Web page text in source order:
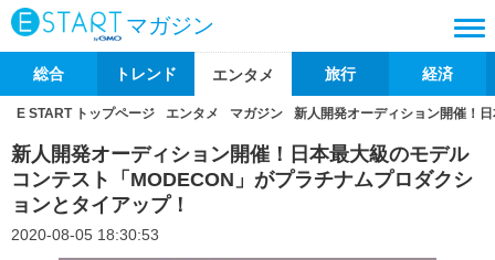
マガジン
総合 トレンド エンタメ 旅行 経済
E START トップページ エンタメ マガジン 新人開発オーディション開催！
新人開発オーディション開催！日本最大級のモデル
コンテスト「MODECON」がプラチナムプロダクシ
ョンとタイアップ！
2020-08-05 18:30:53